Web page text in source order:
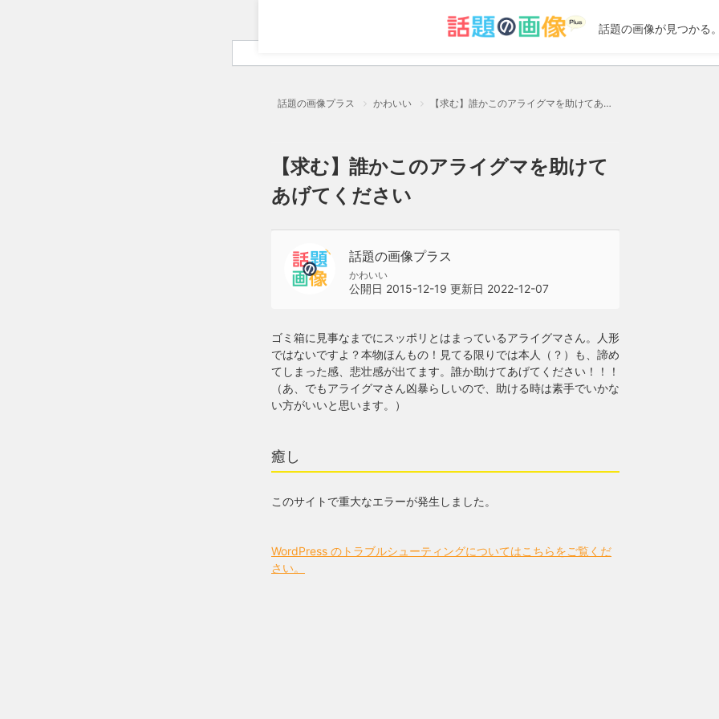
話題の画像が見つかる
話題の画像プラス かわいい 【求む】誰かこのアライグマを助けてあげてください
【求む】誰かこのアライグマを助けて
あげてください
話題の画像プラス
かわいい
公開日 2015-12-19 更新日 2022-12-07
ゴミ箱に見事なまでにスッポリとはまっているアライグマさん。人形
ではないですよ？本物ほんもの！見てる限りでは本人（？）も、諦め
てしまった感、悲壮感が出てます。誰か助けてあげてください！！！
（あ、でもアライグマさん凶暴らしいので、助ける時は素手でいかな
い方がいいと思います。）
癒し
このサイトで重大なエラーが発生しました。
WordPress のトラブルシューティングについてはこちらをご覧くだ
さい。